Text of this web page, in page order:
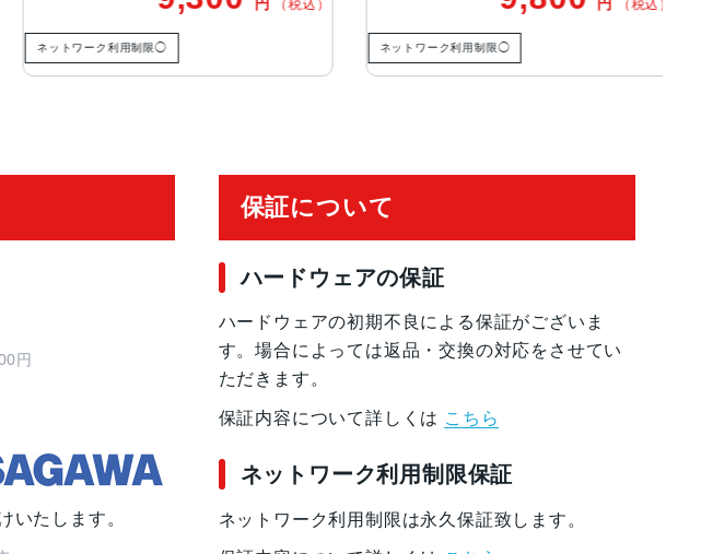
（税込）
ネットワーク利用制限◯
（税込）
ネットワーク利用制限◯
円
いたします。
保証について
ハードウェアの保証
ハードウェアの初期不良による保証がございま
す。場合によっては返品・交換の対応をさせてい
ただきます。
保証内容について詳しくは こちら
ネットワーク利用制限保証
ネットワーク利用制限は永久保証致します。